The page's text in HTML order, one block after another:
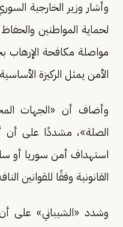
وأشار وزير الخارجية
لحماية المواطنين
مواصلة مكافحة الإرهاب
الأمن يمثل الركيزة
وأضاف أن «الجهات
الصلة»، مشددًا على أن
استهداف أمن سوريا أو
القانونية وفقًا للقوانين
وشدد «الشيباني» على